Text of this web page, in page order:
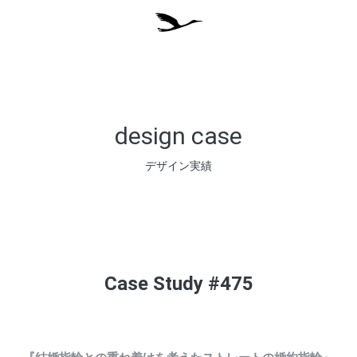
design case
デザイン実績
Case Study #475